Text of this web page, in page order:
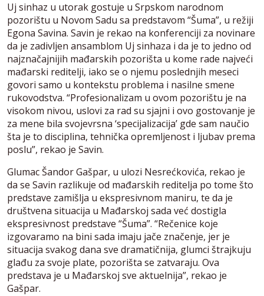
Uj sinhaz u utorak gostuje u Srpskom narodnom
pozorištu u Novom Sadu sa predstavom “Šuma”, u režiji
Egona Savina. Savin je rekao na konferenciji za novinare
da je zadivljen ansamblom Uj sinhaza i da je to jedno od
najznačajnijih mađarskih pozorišta u kome rade najveći
mađarski reditelji, iako se o njemu poslednjih meseci
govori samo u kontekstu problema i nasilne smene
rukovodstva. “Profesionalizam u ovom pozorištu je na
visokom nivou, uslovi za rad su sjajni i ovo gostovanje je
za mene bila svojevrsna ‘specijalizacija’ gde sam naučio
šta je to disciplina, tehnička opremljenost i ljubav prema
poslu”, rekao je Savin.
Glumac Šandor Gašpar, u ulozi Nesrećkovića, rekao je
da se Savin razlikuje od mađarskih reditelja po tome što
predstave zamišlja u ekspresivnom maniru, te da je
društvena situacija u Mađarskoj sada već dostigla
ekspresivnost predstave “Šuma”. “Rečenice koje
izgovaramo na bini sada imaju jače značenje, jer je
situacija svakog dana sve dramatičnija, glumci štrajkuju
glađu za svoje plate, pozorišta se zatvaraju. Ova
predstava je u Mađarskoj sve aktuelnija”, rekao je
Gašpar.